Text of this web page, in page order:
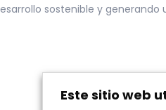
sostenible y generando
Este sitio web